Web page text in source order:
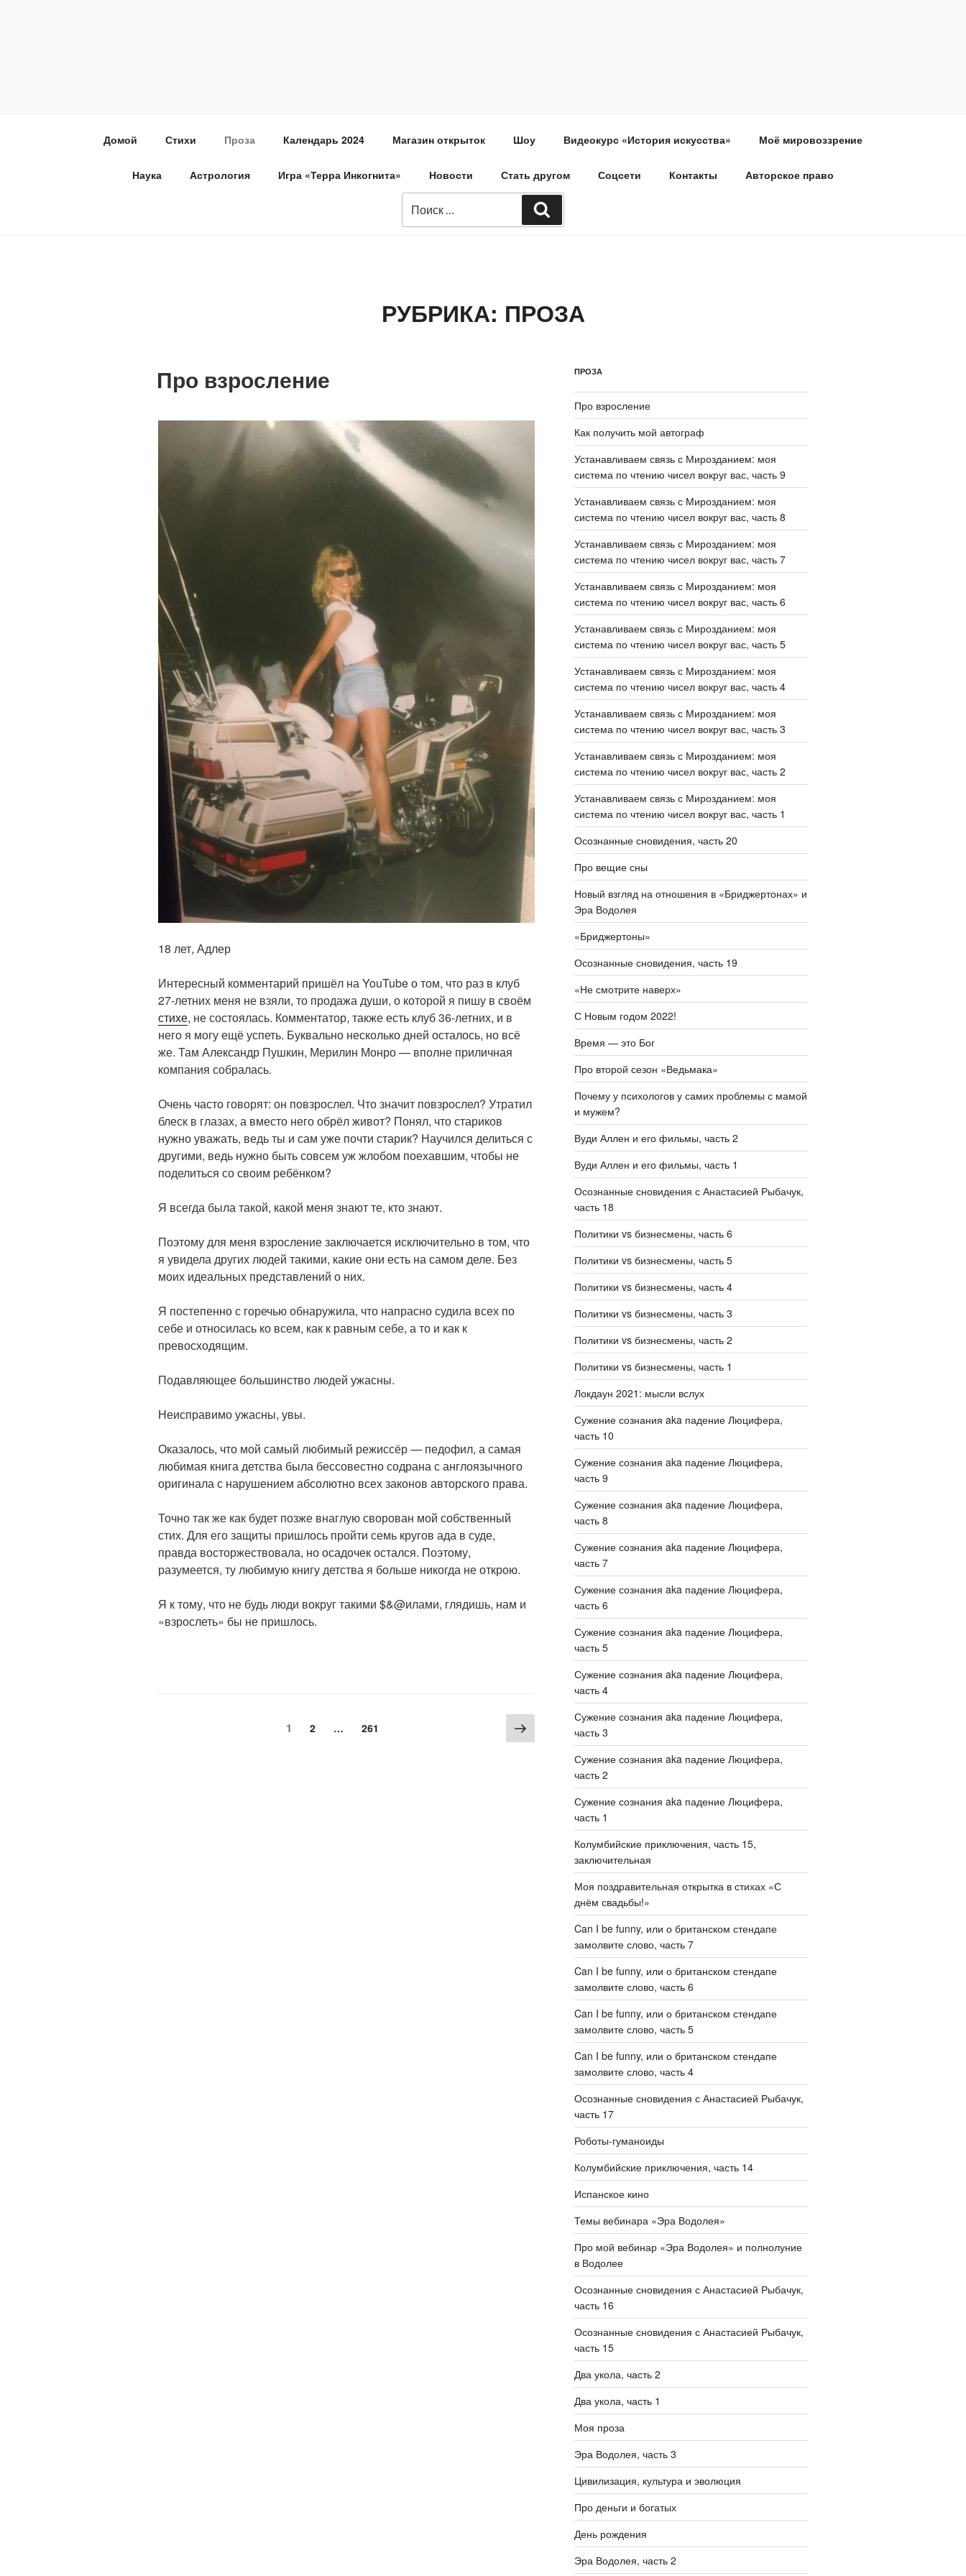
Домой Стихи Проза Календарь 2024 Магазин открыток Шоу Видеокурс «История искусства» Моё мировоззрение
Наука Астрология Игра «Терра Инкогнита» Новости Стать другом Соцсети Контакты Авторское право
РУБРИКА: ПРОЗА
Про взросление
18 лет, Адлер
Интересный комментарий пришёл на YouTube о том, что раз в клуб
27-летних меня не взяли, то продажа души, о которой я пишу в своём
стихе, не состоялась. Комментатор, также есть клуб 36-летних, и в
него я могу ещё успеть. Буквально несколько дней осталось, но всё
же. Там Александр Пушкин, Мерилин Монро — вполне приличная
компания собралась.
Очень часто говорят: он повзрослел. Что значит повзрослел? Утратил
блеск в глазах, а вместо него обрёл живот? Понял, что стариков
нужно уважать, ведь ты и сам уже почти старик? Научился делиться с
другими, ведь нужно быть совсем уж жлобом поехавшим, чтобы не
поделиться со своим ребёнком?
Я всегда была такой, какой меня знают те, кто знают.
Поэтому для меня взросление заключается исключительно в том, что
я увидела других людей такими, какие они есть на самом деле. Без
моих идеальных представлений о них.
Я постепенно с горечью обнаружила, что напрасно судила всех по
себе и относилась ко всем, как к равным себе, а то и как к
превосходящим.
Подавляющее большинство людей ужасны.
Неисправимо ужасны, увы.
Оказалось, что мой самый любимый режиссёр — педофил, а самая
любимая книга детства была бессовестно содрана с англоязычного
оригинала с нарушением абсолютно всех законов авторского права.
Точно так же как будет позже внаглую сворован мой собственный
стих. Для его защиты пришлось пройти семь кругов ада в суде,
правда восторжествовала, но осадочек остался. Поэтому,
разумеется, ту любимую книгу детства я больше никогда не открою.
Я к тому, что не будь люди вокруг такими $&@илами, глядишь, нам и
«взрослеть» бы не пришлось.
1 2 … 261
ПРОЗА
Про взросление
Как получить мой автограф
Устанавливаем связь с Мирозданием: моя
система по чтению чисел вокруг вас, часть 9
Устанавливаем связь с Мирозданием: моя
система по чтению чисел вокруг вас, часть 8
Устанавливаем связь с Мирозданием: моя
система по чтению чисел вокруг вас, часть 7
Устанавливаем связь с Мирозданием: моя
система по чтению чисел вокруг вас, часть 6
Устанавливаем связь с Мирозданием: моя
система по чтению чисел вокруг вас, часть 5
Устанавливаем связь с Мирозданием: моя
система по чтению чисел вокруг вас, часть 4
Устанавливаем связь с Мирозданием: моя
система по чтению чисел вокруг вас, часть 3
Устанавливаем связь с Мирозданием: моя
система по чтению чисел вокруг вас, часть 2
Устанавливаем связь с Мирозданием: моя
система по чтению чисел вокруг вас, часть 1
Осознанные сновидения, часть 20
Про вещие сны
Новый взгляд на отношения в «Бриджертонах» и
Эра Водолея
«Бриджертоны»
Осознанные сновидения, часть 19
«Не смотрите наверх»
С Новым годом 2022!
Время — это Бог
Про второй сезон «Ведьмака»
Почему у психологов у самих проблемы с мамой
и мужем?
Вуди Аллен и его фильмы, часть 2
Вуди Аллен и его фильмы, часть 1
Осознанные сновидения с Анастасией Рыбачук,
часть 18
Политики vs бизнесмены, часть 6
Политики vs бизнесмены, часть 5
Политики vs бизнесмены, часть 4
Политики vs бизнесмены, часть 3
Политики vs бизнесмены, часть 2
Политики vs бизнесмены, часть 1
Локдаун 2021: мысли вслух
Сужение сознания aka падение Люцифера,
часть 10
Сужение сознания aka падение Люцифера,
часть 9
Сужение сознания aka падение Люцифера,
часть 8
Сужение сознания aka падение Люцифера,
часть 7
Сужение сознания aka падение Люцифера,
часть 6
Сужение сознания aka падение Люцифера,
часть 5
Сужение сознания aka падение Люцифера,
часть 4
Сужение сознания aka падение Люцифера,
часть 3
Сужение сознания aka падение Люцифера,
часть 2
Сужение сознания aka падение Люцифера,
часть 1
Колумбийские приключения, часть 15,
заключительная
Моя поздравительная открытка в стихах «С
днём свадьбы!»
Can I be funny, или о британском стендапе
замолвите слово, часть 7
Can I be funny, или о британском стендапе
замолвите слово, часть 6
Can I be funny, или о британском стендапе
замолвите слово, часть 5
Can I be funny, или о британском стендапе
замолвите слово, часть 4
Осознанные сновидения с Анастасией Рыбачук,
часть 17
Роботы-гуманоиды
Колумбийские приключения, часть 14
Испанское кино
Темы вебинара «Эра Водолея»
Про мой вебинар «Эра Водолея» и полнолуние
в Водолее
Осознанные сновидения с Анастасией Рыбачук,
часть 16
Осознанные сновидения с Анастасией Рыбачук,
часть 15
Два укола, часть 2
Два укола, часть 1
Моя проза
Эра Водолея, часть 3
Цивилизация, культура и эволюция
Про деньги и богатых
День рождения
Эра Водолея, часть 2